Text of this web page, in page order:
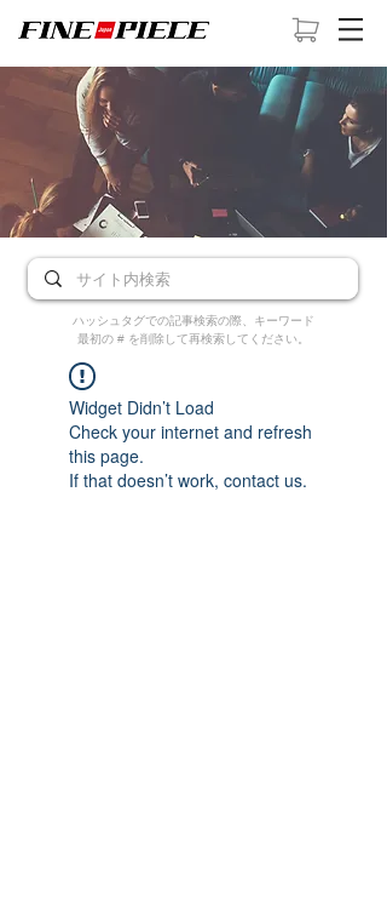
ハッシュタグでの記事検索の際、キーワード
最初の # を削除して再検索してください。
Widget Didn’t Load
Check your internet and refresh
this page.
If that doesn’t work, contact us.